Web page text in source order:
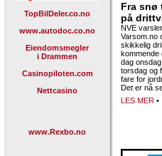
TopBilDeler.co.no
www.autodoc.co.no
Eiendomsmegler
i Drammen
Casinopiloten.com
Nettcasino
www.Rexbo.no
Fra snø
på
NVE
Varsom.no
skikkelig
kommende
dag
torsdag og
fare for
Det er nå
LES MER •